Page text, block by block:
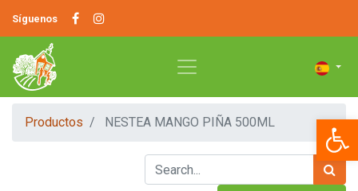
Síguenos
Productos NESTEA MANGO PIÑA 500ML